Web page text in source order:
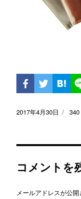
投
2017年4月30日
フ
イ
コメントを
メールアドレスが公開